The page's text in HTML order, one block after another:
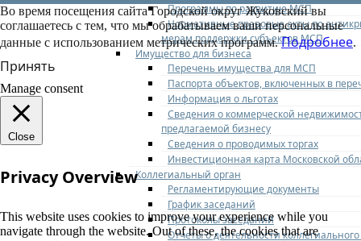
Программы по развитию МСП
Нормативные правовые акты по
мерам поддержки субъектов МСП
Имущество для бизнеса
Перечень имущества для МСП
Паспорта объектов, включенных в
Информация о льготах
Сведения о коммерческой
предлагаемой бизнесу
Сведения о проводимых торгах
Инвестиционная карта Московской
Коллегиальный орган
Регламентирующие документы
График заседаний
Протоколы заседаний
Отчеты о деятельности
Во время посещения сайта Городской округ Жуковский вы
соглашаетесь с тем, что мы обрабатываем ваши персональные
данные с использованием метрических программ.Подробнее.
Принять
Manage consent
Close
Privacy Overview
This website uses cookies to improve your experience while you
navigate through the website. Out of these, the cookies that are